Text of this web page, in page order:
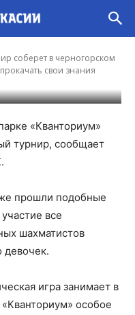
соберет в черногорском
свои знания
«Кванториум»
турнир, сообщает
прошли подобные
все
шахматистов
девочек.
игра занимает в
особое